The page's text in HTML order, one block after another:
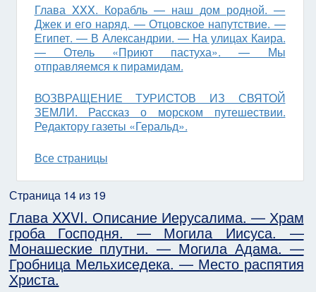
Глава XXX. Корабль — наш дом родной. —
Джек и его наряд. — Отцов­ское напутствие. —
Египет. — В Александрии. — На улицах Каира.
— Отель «Приют пастуха». — Мы
отправляемся к пирамидам.
ВОЗВРАЩЕНИЕ ТУРИСТОВ ИЗ СВЯТОЙ
ЗЕМЛИ. Рассказ о морском путешествии.
Редактору газеты «Геральд».
Все страницы
Страница 14 из 19
Глава XXVI. Описание Иерусалима. — Храм
гроба Господня. — Могила Иисуса. —
Монашеские плутни. — Могила Адама. —
Гробница Мельхиседека. — Место распятия
Христа.